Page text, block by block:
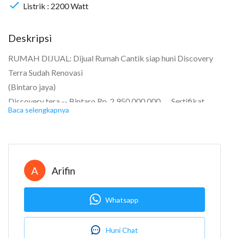
Listrik : 2200Watt
Deskripsi
RUMAH DIJUAL: Dijual Rumah Cantik siap huni Discovery
Terra Sudah Renovasi
(Bintaro jaya)
Discovery tera -- Bintaro Rp. 2.950.000.000 Sertifikat
Hak Milik
Kamar mandi: 3
Garasi: Carport
Luas tanah: 135m2
Luas bangunan: 144m2
Baca selengkapnya
A Arifin
Whatsapp
Huni Chat